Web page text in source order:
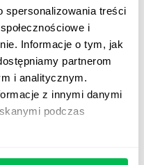
spersonalizowania treści
i
Informacje o tym, jak
partnerom
i analitycznym.
z innymi danymi
podczas
bez odpowiedzi. Mniej
pracowników uważa, że
się z pracą, którą
poprzez ciągłe
znaczące